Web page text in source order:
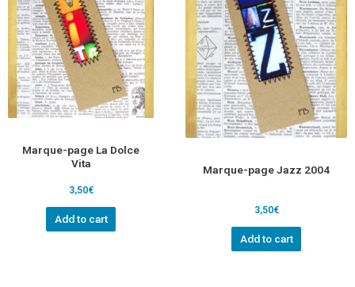
Marque-page La Dolce
Vita
3,50€
Add to cart
Marque-page Jazz 2004
3,50€
Add to cart